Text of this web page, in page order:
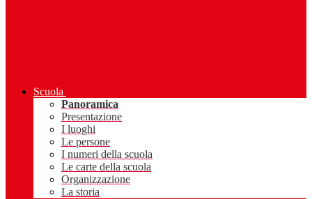
Scuola
Panoramica
Presentazione
I luoghi
Le persone
I numeri della scuola
Le carte della scuola
Organizzazione
La storia